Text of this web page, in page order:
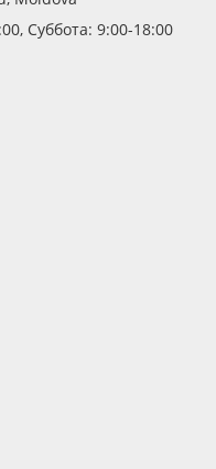
Суббота: 9:00-18:00